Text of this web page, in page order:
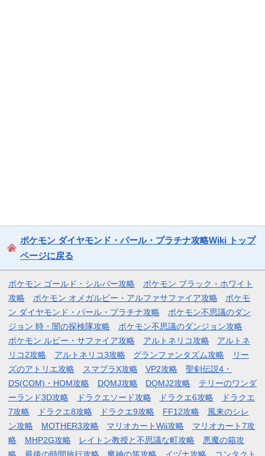
ポケモン ダイヤモンド・パール・プラチナ攻略Wiki トップ
ページに戻る
ポケモン ゴールド・シルバー攻略
ポケモン ブラック・ホワイト
攻略
ポケモン オメガルビー・アルファサファイア攻略
ポケモ
ン ダイヤモンド・パール・プラチナ攻略
ポケモン不思議のダン
ジョン 時・闇の探検隊攻略
ポケモン不思議のダンジョン攻略
ポケモン ルビー・サファイア攻略
アルトネリコ攻略
アルトネ
リコ2攻略
アルトネリコ3攻略 グランファンタズム攻略
リー
ズのアトリエ攻略
スマブラX攻略 VP2攻略
聖剣伝説4・
DS(COM)・HOM攻略
DQMJ攻略 DQMJ2攻略
テリーのワンダ
ーランド3D攻略
ドラクエソード攻略 ドラクエ6攻略
ドラクエ
7攻略
ドラクエ8攻略 ドラクエ9攻略 FF12攻略
風来のシレ
ン攻略
MOTHER3攻略 マリオカートWii攻略
マリオカート7攻
略
MHP2G攻略 レイトン教授と不思議な町攻略
悪魔の箱攻